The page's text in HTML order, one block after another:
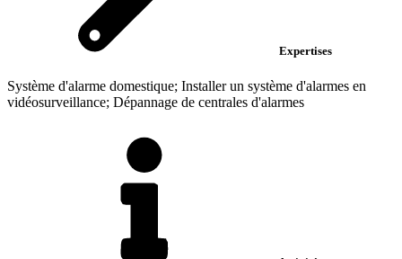
Expertises
Système d'alarme domestique; Installer un système d'alarmes en
vidéosurveillance; Dépannage de centrales d'alarmes